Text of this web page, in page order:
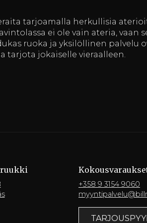
tarjoamalla herkullisia
ei ole vain ateria, vaan
ruoka ja yksilöllinen palvelu
tarjota jokaiselle vieraalleen.
+358 9 3154 9060